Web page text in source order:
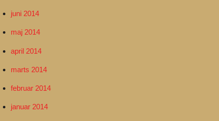
juni 2014
maj 2014
april 2014
marts 2014
februar 2014
januar 2014